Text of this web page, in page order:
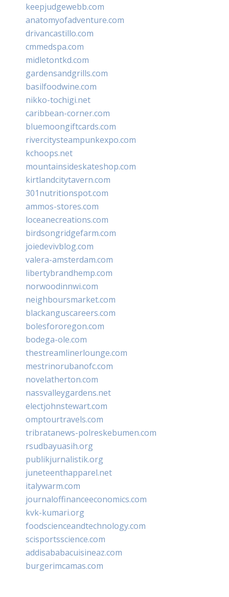
keepjudgewebb.com
anatomyofadventure.com
drivancastillo.com
cmmedspa.com
midletontkd.com
gardensandgrills.com
basilfoodwine.com
nikko-tochigi.net
caribbean-corner.com
bluemoongiftcards.com
rivercitysteampunkexpo.com
kchoops.net
mountainsideskateshop.com
kirtlandcitytavern.com
301nutritionspot.com
ammos-stores.com
loceanecreations.com
birdsongridgefarm.com
joiedevivblog.com
valera-amsterdam.com
libertybrandhemp.com
norwoodinnwi.com
neighboursmarket.com
blackanguscareers.com
bolesfororegon.com
bodega-ole.com
thestreamlinerlounge.com
mestrinorubanofc.com
novelatherton.com
nassvalleygardens.net
electjohnstewart.com
omptourtravels.com
tribratanews-polreskebumen.com
rsudbayuasih.org
publikjurnalistik.org
juneteenthapparel.net
italywarm.com
journaloffinanceeconomics.com
kvk-kumari.org
foodscienceandtechnology.com
scisportsscience.com
addisababacuisineaz.com
burgerimcamas.com